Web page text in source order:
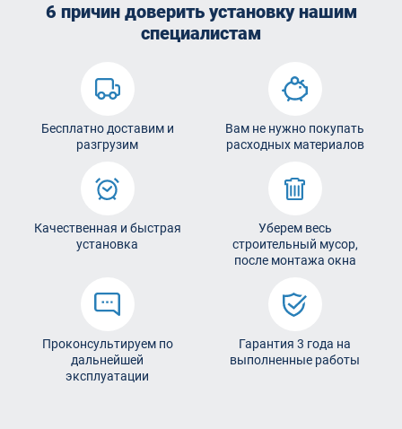
6 причин доверить установку нашим
специалистам
Бесплатно доставим и
разгрузим
Вам не нужно покупать
расходных материалов
Качественная и быстрая
установка
Уберем весь
строительный мусор,
после монтажа окна
Проконсультируем по
дальнейшей
эксплуатации
Гарантия 3 года на
выполненные работы